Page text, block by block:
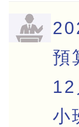
預
12
小